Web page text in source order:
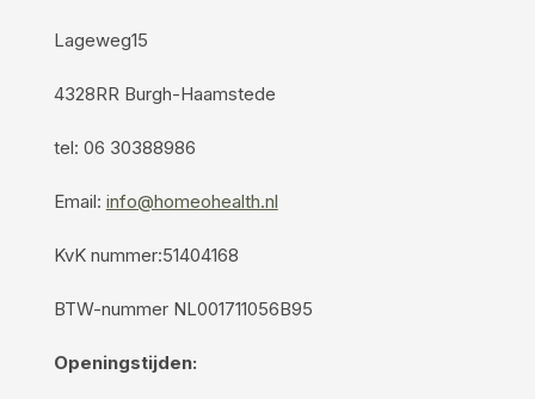
Lageweg15
4328RR Burgh-Haamstede
tel: 06 30388986
Email: info@homeohealth.nl
KvK nummer:51404168
BTW-nummer NL001711056B95
Openingstijden: